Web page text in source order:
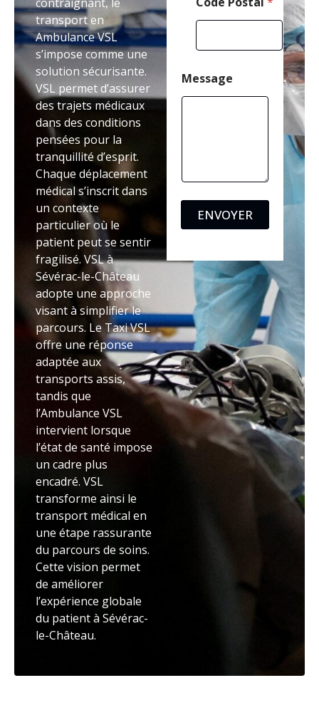
contraignant, le
transport en
Ambulance VSL
s’impose comme une
solution sécurisante.
VSL permet d’assurer
des trajets médicaux
dans des conditions
pensées pour la
tranquillité d’esprit.
Chaque déplacement
médical s’inscrit dans
un contexte
particulier où le
patient peut se sentir
fragilisé. VSL à
Sévérac-le-Château
adopte une approche
visant à simplifier le
parcours. Le Taxi VSL
offre une réponse
adaptée aux
transports assis,
tandis que
l’Ambulance VSL
intervient lorsque
l’état de santé impose
un cadre plus
encadré. VSL
transforme ainsi le
transport médical en
une étape rassurante
du parcours de soins.
Cette vision permet
de améliorer
l’expérience globale
du patient à Sévérac-
le-Château.
Message
ENVOYER